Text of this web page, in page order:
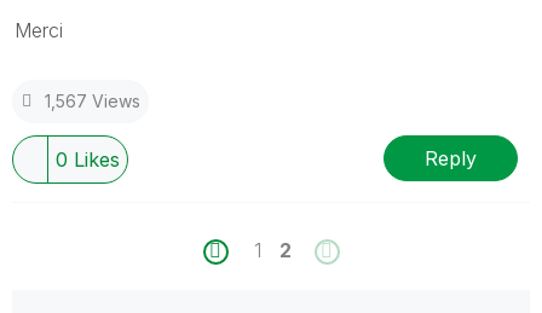
Merci
1,567 Views
0 Likes Reply
1 2